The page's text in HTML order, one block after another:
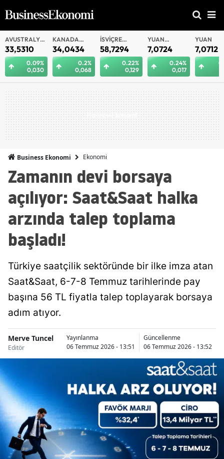
KANADA
DOLARI
34,0434
0.2%
0,068
İSVIÇRE
FRANKI
58,7294
0.22%
0,129
YUAN
OFFSHORE
7,0724
0.24%
0,017
YUAN
7,0712
0.21%
0,015
RUBLE
Business Ekonomi Ekonomi
Zamanın devi borsaya
açılıyor: Saat&Saat halka
arzında talep toplama
başladı!
Türkiye saatçilik sektöründe bir ilke imza atan
Saat&Saat, 6-7-8 Temmuz tarihlerinde pay
başına 56 TL fiyatla talep toplayarak borsaya
adım atıyor.
Merve Tuncel
Editör
Yayınlanma
06 Temmuz 2026 - 13:51
Güncellenme
06 Temmuz 2026 - 13:52